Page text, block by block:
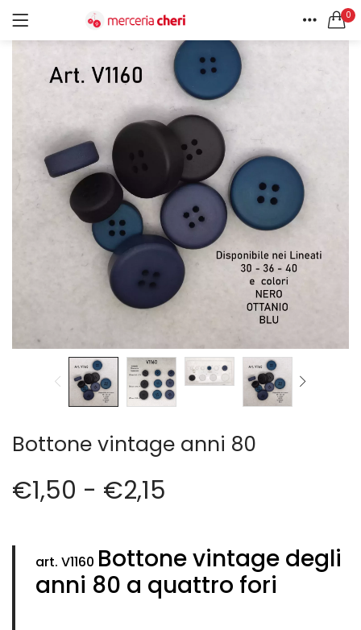
0
ACCEDI REGISTRATI
Ricordami
Password dimenticata?
CERCA IN:
Accessori Design (56)
Accessori merceria (94)
Cesti portalavoro (8)
Aghi e spilli (24)
Applicazioni (26)
Bottoni Vintage (204)
Lotti di Bottoni vintage (27)
Bottoni/alamari/automatici (46)
Calze collant donna (24)
Cappelli (16)
Cerniere lampo / Zip/Fibbie (27)
Elastici (10)
filati cucirini e affini (9)
Fodere (5)
LANA (27)
Pizzi (11)
Prodotti per la sartoria (34)
Bottone vintage anni 80
€1,50 - €2,15
art. V1160 Bottone vintage degli
anni 80 a quattro fori